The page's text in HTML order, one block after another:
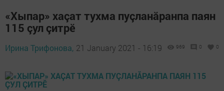
«Хыпар» хаçат тухма пуçланăранпа паян
115 çул çитрӗ
Ирина Трифонова, 21 January 2021 - 16:19 969 0 0